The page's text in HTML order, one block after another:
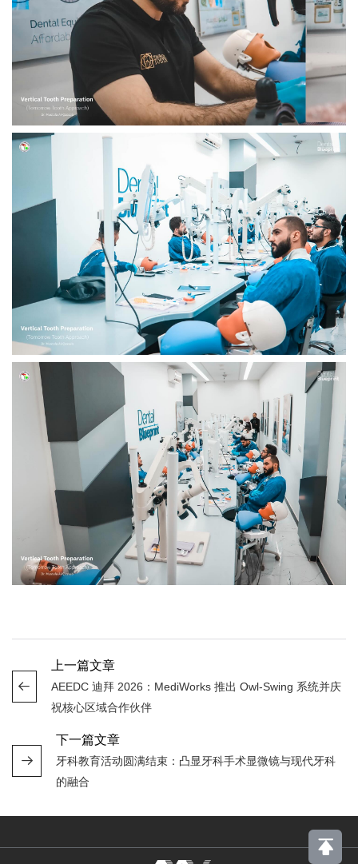
上一篇文章
AEEDC 迪拜 2026：MediWorks 推出 Owl-Swing 系统并庆
祝核心区域合作伙伴
下一篇文章
牙科教育活动圆满结束：凸显牙科手术显微镜与现代牙科
的融合